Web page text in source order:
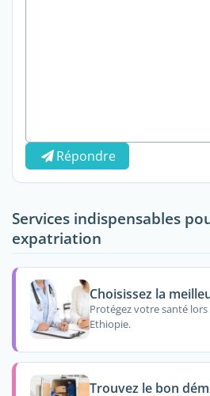
Répondre
Services indispensables
expatriation
Choisissez la
Protégez votre santé
Ethiopie.
Trouvez le bon